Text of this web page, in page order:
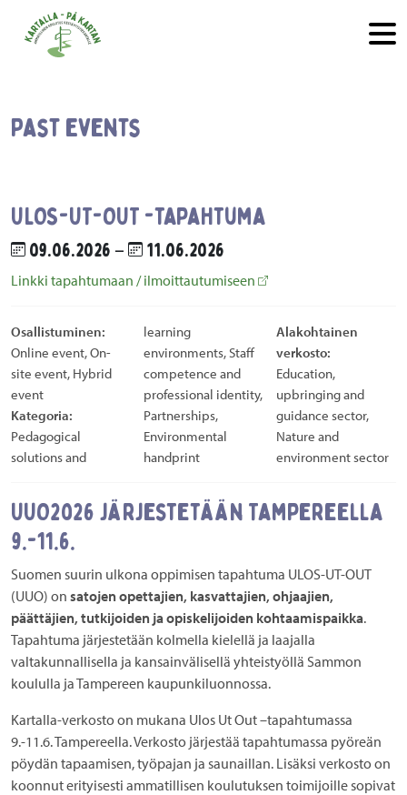
Skip to main content
Past events
ULOS-UT-OUT -tapahtuma
09.06.2026 – 11.06.2026
Linkki tapahtumaan / ilmoittautumiseen
Osallistuminen:
Online event, On-
site event, Hybrid
event
Kategoria:
Pedagogical
solutions and
learning
environments, Staff
competence and
professional identity,
Partnerships,
Environmental
handprint
Alakohtainen
verkosto:
Education,
upbringing and
guidance sector,
Nature and
environment sector
UUO2026 järjestetään Tampereella
9.-11.6.
Suomen suurin ulkona oppimisen tapahtuma ULOS-UT-OUT
(UUO) on satojen opettajien, kasvattajien, ohjaajien,
päättäjien, tutkijoiden ja opiskelijoiden kohtaamispaikka.
Tapahtuma järjestetään kolmella kielellä ja laajalla
valtakunnallisella ja kansainvälisellä yhteistyöllä Sammon
koululla ja Tampereen kaupunkiluonnossa.
Kartalla-verkosto on mukana Ulos Ut Out –tapahtumassa
9.-11.6. Tampereella. Verkosto järjestää tapahtumassa pyöreän
pöydän tapaamisen, työpajan ja saunaillan. Lisäksi verkosto on
koonnut erityisesti ammatillisen koulutuksen toimijoille sopivat